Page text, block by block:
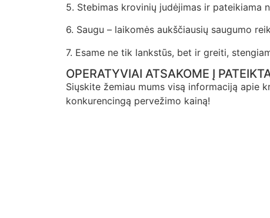
5. Stebimas krovinių judėjimas ir pateikiama
6. Saugu – laikomės aukščiausių saugumo
7. Esame ne tik lankstūs, bet ir greiti,
OPERATYVIAI ATSAKOME Į
Siųskite žemiau mums visą informaciją apie
konkurencingą pervežimo kainą!